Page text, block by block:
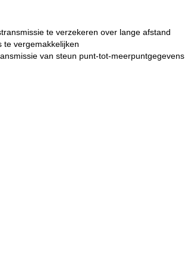
te verzekeren over lange afstand
te vergemakkelijken
van steun punt-tot-meerpuntgegevens